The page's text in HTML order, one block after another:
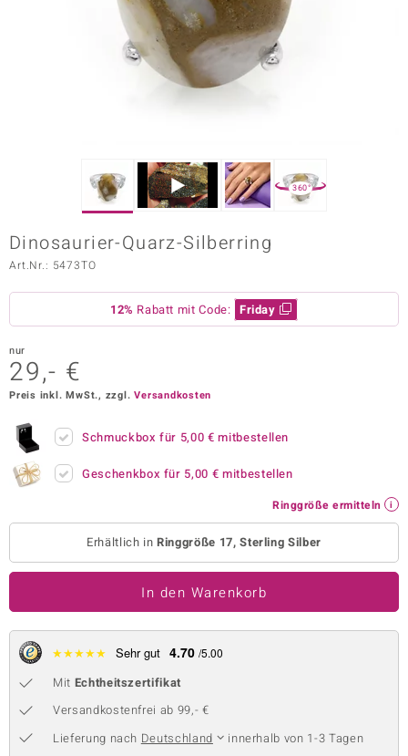
360°
Dinosaurier-Quarz-Silberring
Art.Nr.: 5473TO
12% Rabatt mit Code: Friday
nur
29,- €
Preis inkl. MwSt., zzgl.Versandkosten
Schmuckbox für 5,00 € mitbestellen
Geschenkbox für 5,00 € mitbestellen
Ringgröße ermitteln
Erhältlich inRinggröße 17, Sterling Silber
In den Warenkorb
★★★★★ Sehr gut 4.70 /5.00
Mit Echtheitszertifikat
Versandkostenfrei ab 99,- €
Lieferung nach Deutschland
innerhalb von 1-3 Tagen